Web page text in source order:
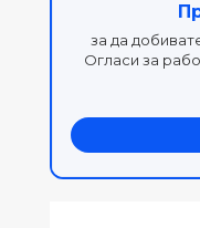
за да
Огласи за